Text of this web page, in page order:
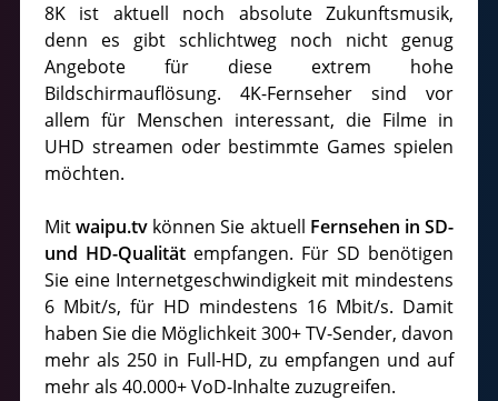
8K ist aktuell noch absolute Zukunftsmusik,
denn es gibt schlichtweg noch nicht genug
Angebote für diese extrem hohe
Bildschirmauflösung. 4K-Fernseher sind vor
allem für Menschen interessant, die Filme in
UHD streamen oder bestimmte Games spielen
möchten.
Mitwaipu.tv können Sie aktuell Fernsehen in SD-
und HD-Qualität empfangen. Für SD benötigen
Sie eine Internetgeschwindigkeit mit mindestens
6 Mbit/s, für HD mindestens 16 Mbit/s. Damit
haben Sie die Möglichkeit 300+ TV-Sender, davon
mehr als 250 in Full-HD, zu empfangen und auf
mehr als 40.000+ VoD-Inhalte zuzugreifen.